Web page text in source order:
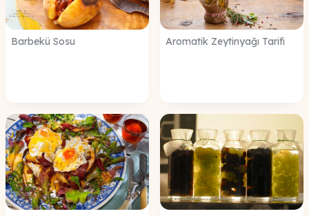
Barbekü Sosu Aromatik Zeytinyağı Tarifi